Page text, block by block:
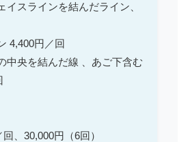
スラインを結んだライン、
4,400円／回
中央を結んだ線 、あご下含む
、30,000円（6回）